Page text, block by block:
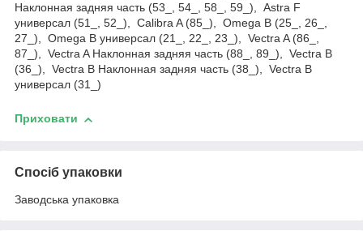
Наклонная задняя часть (53_, 54_, 58_, 59_), Astra F
универсал (51_, 52_), Calibra A (85_), Omega B (25_, 26_,
27_), Omega B универсал (21_, 22_, 23_), Vectra A (86_,
87_), Vectra A Наклонная задняя часть (88_, 89_), Vectra B
(36_), Vectra B Наклонная задняя часть (38_), Vectra B
универсал (31_)
Приховати
Спосіб упаковки
Заводська упаковка